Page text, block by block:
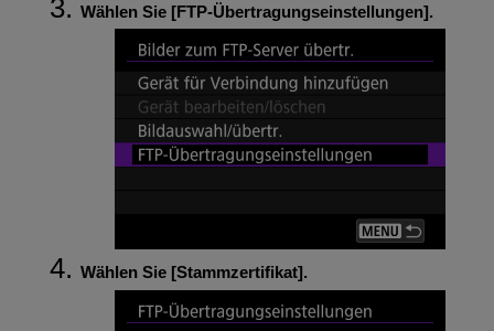
Wählen Sie [FTP-Übertragungseinstellungen].
Wählen Sie [Stammzertifikat].